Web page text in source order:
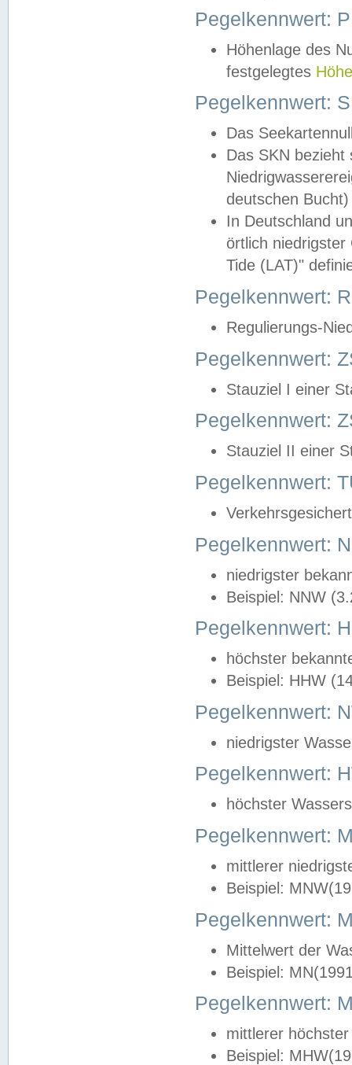
Pegelkennwert:
Höhenlage des
festgelegtes
Pegelkennwert:
Das
Das SKN
deutschen
In Deutschland
örtlich
Tide (LAT)"
Pegelkennwert:
Regulierungs-
Pegelkennwert:
Stauziel I einer
Pegelkennwert:
Stauziel II einer
Pegelkennwert:
Pegelkennwert:
niedrigster
Beispiel: NNW
Pegelkennwert:
höchster
Beispiel: HHW
Pegelkennwert:
niedrigster
Pegelkennwert:
höchster
Pegelkennwert:
mittlerer
Beispiel:
Pegelkennwert:
Mittelwert der
Beispiel:
Pegelkennwert:
mittlerer
Beispiel: